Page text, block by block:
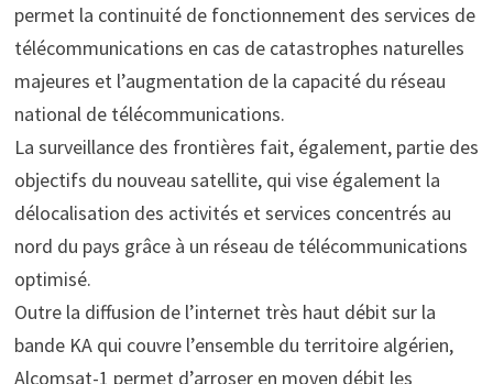
permet la continuité de fonctionnement des services de
télécommunications en cas de catastrophes naturelles
majeures et l’augmentation de la capacité du réseau
national de télécommunications.
La surveillance des frontières fait, également, partie des
objectifs du nouveau satellite, qui vise également la
délocalisation des activités et services concentrés au
nord du pays grâce à un réseau de télécommunications
optimisé.
Outre la diffusion de l’internet très haut débit sur la
bande KA qui couvre l’ensemble du territoire algérien,
Alcomsat-1 permet d’arroser en moyen débit les